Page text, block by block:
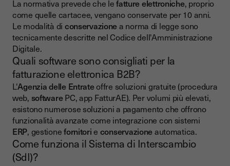
La normativa prevede che lefatture elettroniche, proprio
come quelle cartacee, vengano conservate per 10 anni.
Le modalità di conservazionea norma di legge sono
tecnicamente descritte nel Codice dell'Amministrazione
Digitale.
Quali software sono consigliati per la
fatturazione elettronica B2B?
L'Agenzia delle Entrateoffre soluzioni gratuite (procedura
web, softwarePC, app FatturAE). Per volumi più elevati,
esistono numerose soluzioni a pagamento che offrono
funzionalità avanzate come integrazione con sistemi
ERP, gestionefornitorie conservazioneautomatica.
Come funziona il Sistema di Interscambio
(SdI)?